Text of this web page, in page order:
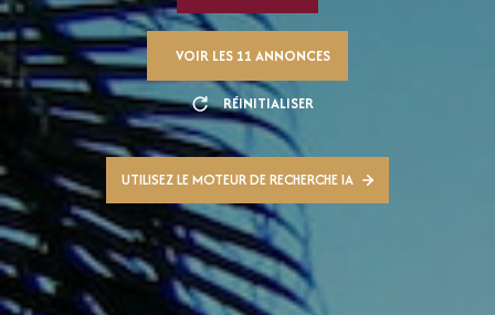
VOIR LES 11 ANNONCES
RÉINITIALISER
UTILISEZ LE MOTEUR DE RECHERCHE IA